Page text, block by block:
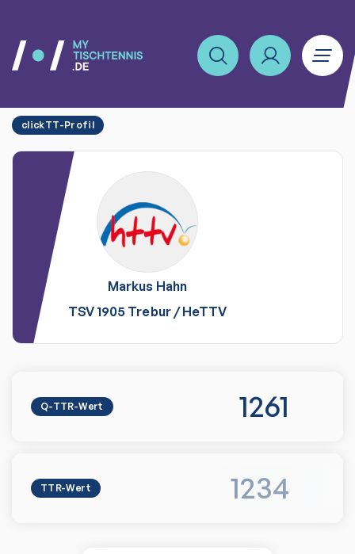
clickTT-Profil
Markus Hahn
TSV 1905 Trebur/HeTTV
Q-TTR-Wert 1261
TTR-Wert 1234